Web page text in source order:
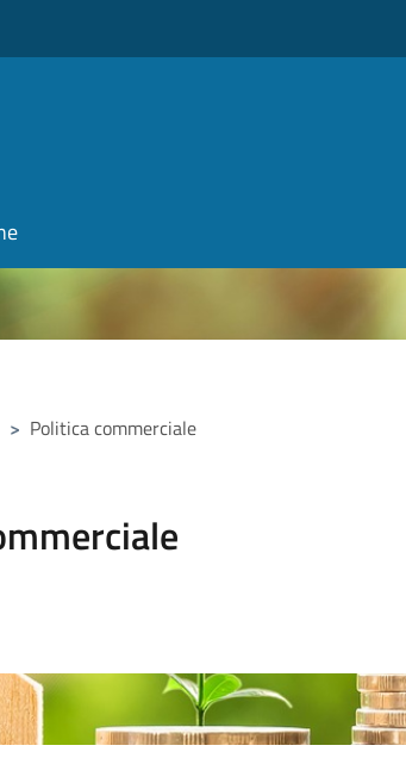
> Politica commerciale